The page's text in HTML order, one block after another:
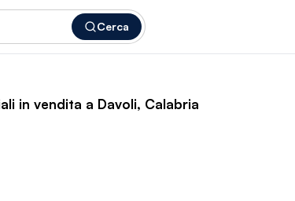
Cerca
in vendita a Davoli, Calabria